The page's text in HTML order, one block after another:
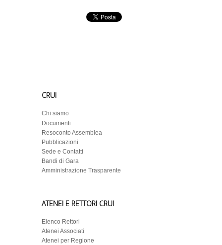
CRUI
Chi siamo
Documenti
Resoconto Assemblea
Pubblicazioni
Sede e Contatti
Bandi di Gara
Amministrazione Trasparente
ATENEI E RETTORI CRUI
Elenco Rettori
Atenei Associati
Atenei per Regione